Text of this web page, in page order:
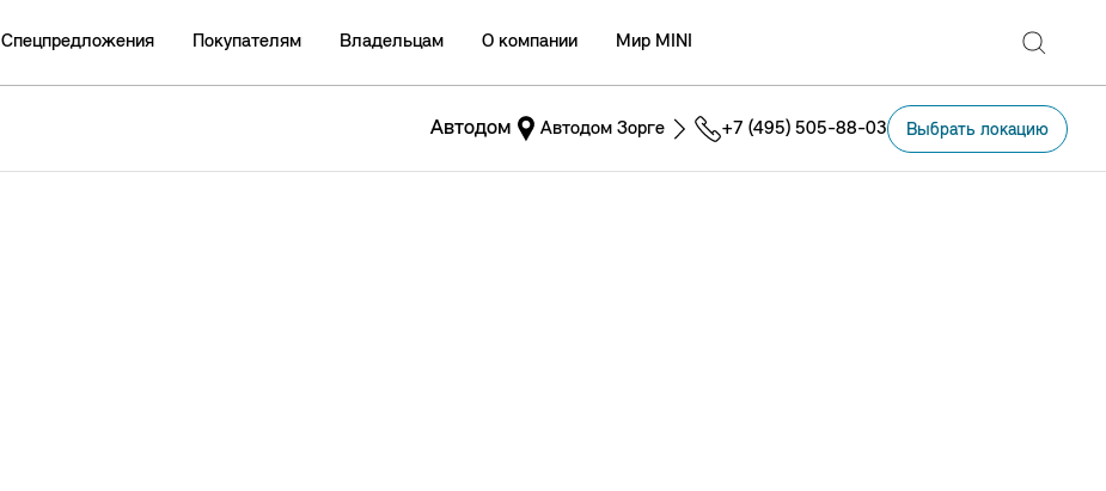
Автодом Выбрать локацию
Автодом Зорге +7 (495) 505-88-03
Спецпредложения Покупателям Владельцам О компании Мир MINI